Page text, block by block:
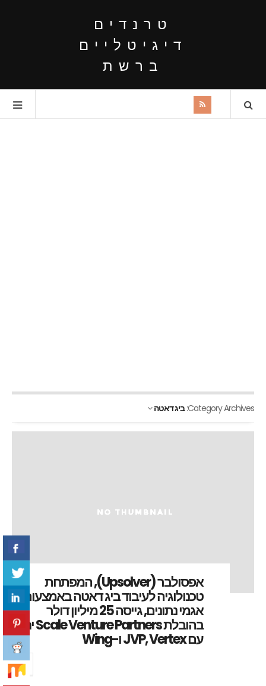
טרנדים
דיגיטליים
ברשת
Category Archives: ביג דאטה
אפסולבר (Upsolver), המפתחת
טכנולוגיה לעיבוד ביג דאטה באמצעות
אגמי נתונים, גייסה 25 מיליון דולר
בהובלת Scale Venture Partners יחד
עם JVP, Vertex ו-Wing